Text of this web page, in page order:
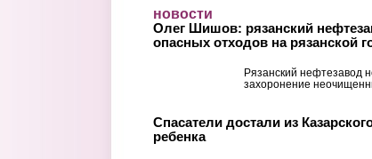
новости
Олег Шишов: рязанский
опасных отходов на рязанской
Рязанский нефтезавод
захоронение
Спасатели достали из
ребенка